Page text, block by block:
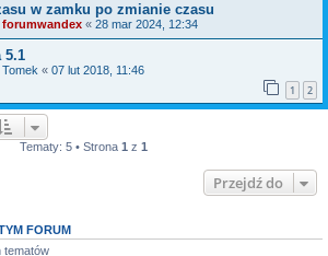
w zamku po zmianie czasu
forumwandex « 28 mar 2024, 12:34
5.1
Tomek « 07 lut 2018, 11:46
1 2
Tematy: 5 • Strona 1 z 1
Przejdź do
FORUM
tematów